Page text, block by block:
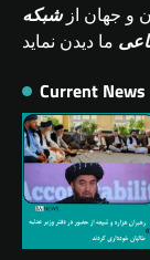
و جهان ازشبکه
Current News